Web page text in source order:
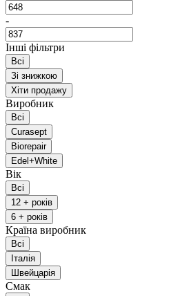
-
Інші фільтри
Всі
Зі знижкою
Хіти продажу
Виробник
Всі
Curasept
Biorepair
Edel+White
Вік
Всі
12 + років
6 + років
Країна виробник
Всі
Італія
Швейцарія
Смак